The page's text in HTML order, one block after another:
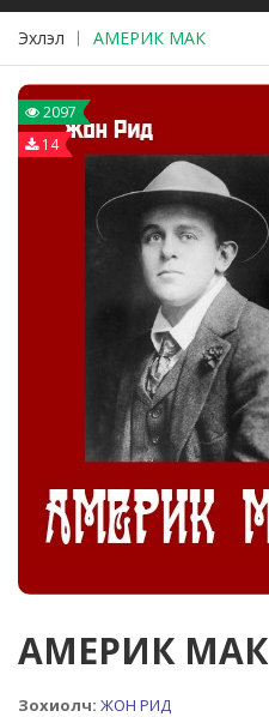
Эхлэл АМЕРИК МАК
2097
14
АМЕРИК МАК
Зохиолч: ЖОН РИД